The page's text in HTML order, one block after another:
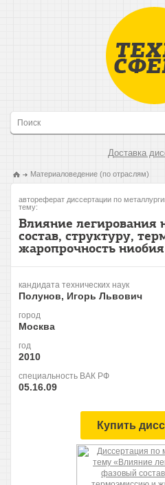
Доставка
Материаловедение (по отраслям)
автореферат диссертации по
тему:
Влияние легирования
состав, структуру,
жаропрочность ниобия
кандидата технических наук
Полунов, Игорь Львович
город
Москва
год
2010
специальность ВАК РФ
05.16.09
Купить